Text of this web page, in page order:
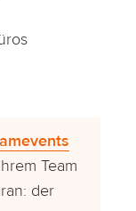
Team
der